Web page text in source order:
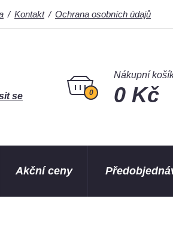
Kontakt Ochrana osobních údajů
se
0
Nákupní
0 Kč
Akční ceny